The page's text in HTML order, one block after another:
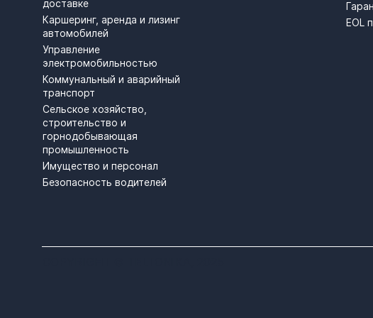
доставке
Каршеринг, аренда и лизинг
автомобилей
Управление
электромобильностью
Коммунальный и аварийный
транспорт
Сельское хозяйство,
строительство и
горнодобывающая
промышленность
Имущество и персонал
Безопасность водителей
EOL